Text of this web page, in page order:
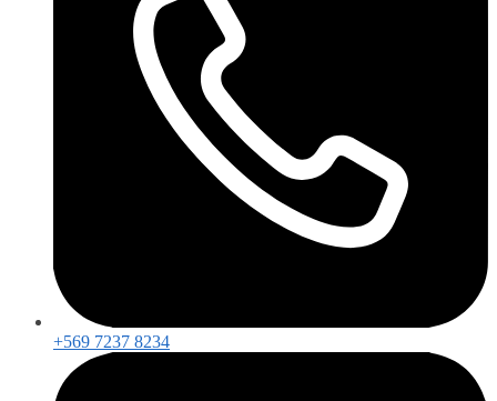
+569 7237 8234